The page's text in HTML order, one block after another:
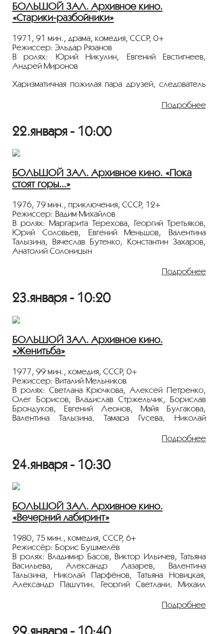
БОЛЬШОЙ ЗАЛ. Архивное кино.
«Старики-разбойники»
1971, 91 мин., драма, комедия, СССР, 0+
Режиссер: Эльдар Рязанов
В ролях: Юрий Никулин, Евгений Евстигнеев,
Андрей Миронов
Харизматичная пожилая пара друзей, следователь
решают провернуть идеальное преступление.
Цель – не жажда наживы, а возможность раскрыть
пенсию.
Показ пройдёт с плёнки 35 мм из коллекции
Госфильмофонда России.
Лента представлена в рамках программы
«ПЕРСОНА. Валентина Талызина»
Подробнее
22.января - 10:00
БОЛЬШОЙ ЗАЛ. Архивное кино. «Пока
стоят горы...»
1976, 79 мин., приключения, СССР, 12+
Режиссер: Вадим Михайлов
В ролях: Маргарита Терехова, Георгий Третьяков,
Юрий Соловьев, Евгений Меньшов, Валентина
Талызина, Вячеслав Бутенко, Константин Захаров,
Анатолий Солоницын
В этой психологической драме команда
альпинистов идет в горы. Двое из них, Михаил
отвечает взаимностью Мише. Во время их вылазки
происходит несчастный случай — Михаил
срывается, и лидер группы Рыбаков принимает
решение возвращаться без него.
Показ фильма пройдет с пленки 35 мм из архива
Госфильмофонда России.
Лента представлена в рамках программы
«ПЕРСОНА. Валентина Талызина»
Подробнее
23.января - 10:20
БОЛЬШОЙ ЗАЛ. Архивное кино.
«Женитьба»
1977, 99 мин., комедия, СССР, 0+
Режиссер: Виталий Мельников
В ролях: Светлана Крючкова, Алексей Петренко,
Олег Борисов, Владислав Стржельчик, Борислав
Брондуков, Евгений Леонов, Майя Булгакова,
Валентина Талызина, Тамара Гусева, Николай
Фильм снят по одноименной пьесе Николая Гоголя.
Поддавшись уговорам приятеля, надворный
советник Подколесин сватается к купеческой
дочери. Но перед венчанием в самый последний
момент горе-жених спасается бегством.
Показ пройдёт с плёнки 35 мм из коллекции
Госфильмофонда России.
Лента представлена в рамках программы
«ПЕРСОНА. Валентина Талызина»
Подробнее
24.января - 10:30
БОЛЬШОЙ ЗАЛ. Архивное кино.
«Вечерний лабиринт»
1980, 75 мин., комедия, СССР, 6+
Режиссёр: Борис Бушмелёв
В ролях: Владимир Басов, Виктор Ильичев, Татьяна
Васильева, Александр Лазарев, Валентина
Талызина, Николай Парфёнов, Татьяна Новицкая,
Александр Пашутин, Георгий Светлани, Михаил
Некая творческая группа решает открыть в одном
под названием «Лабиринт». Для этого начальство
Подробнее
29.января - 10:40